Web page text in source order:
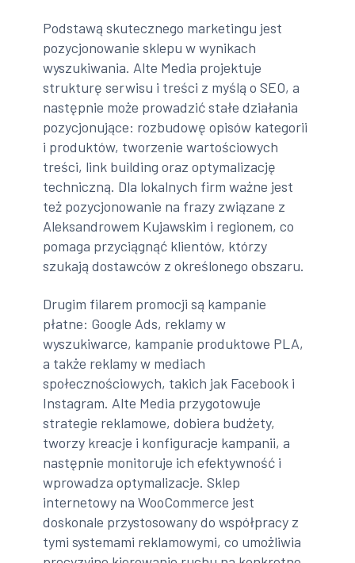
Podstawą skutecznego marketingu jest
pozycjonowanie sklepu w wynikach
wyszukiwania. Alte Media projektuje
strukturę serwisu i treści z myślą o SEO, a
następnie może prowadzić stałe działania
pozycjonujące: rozbudowę opisów kategorii
i produktów, tworzenie wartościowych
treści, link building oraz optymalizację
techniczną. Dla lokalnych firm ważne jest
też pozycjonowanie na frazy związane z
Aleksandrowem Kujawskim i regionem, co
pomaga przyciągnąć klientów, którzy
szukają dostawców z określonego obszaru.
Drugim filarem promocji są kampanie
płatne: Google Ads, reklamy w
wyszukiwarce, kampanie produktowe PLA,
a także reklamy w mediach
społecznościowych, takich jak Facebook i
Instagram. Alte Media przygotowuje
strategie reklamowe, dobiera budżety,
tworzy kreacje i konfiguracje kampanii, a
następnie monitoruje ich efektywność i
wprowadza optymalizacje. Sklep
internetowy na WooCommerce jest
doskonale przystosowany do współpracy z
tymi systemami reklamowymi, co umożliwia